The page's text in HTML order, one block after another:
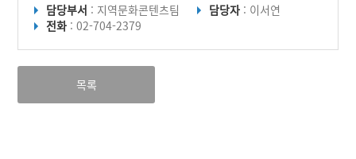
담당부서 : 지역문화콘텐츠팀 담당자 : 이서연
전화 : 02-704-2379
목록